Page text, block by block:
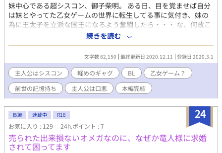
妹中心である超シスコン、御子柴明。 ある日、目を覚ませば自分
は妹とやってた乙女ゲームの世界に転生してる事に気付き、妹の
為に王太子を立派な国王になるよう奮闘したら・・・ な、何故こ
うなった？ シスコン主人公の話を書きたくパパッと思いついた事
を書きました。中身はスカスカです。ご容赦ください。 主人公は
口が悪いです。不快に思われるかもしれませんがご容赦くださ
い。 全５話。＋他視点と後日談を書こうと思ってます。 他視点に
R18指定の話が含まれます。本編は指定なしで話が読めます。な
ので本編完結のちR指定変更します。
続きを読む
文字数 82,150 最終更新日 2020.12.11 登録日 2020.3.1
主人公はシスコン 軽めのギャグ BL
乙女ゲーム？
前世の記憶持ち
主人公は口悪 本編完結
24
長編 連載中 R18
お気に入り : 129 24h.ポイント : 7
売られた出来損ないオメガなのに、なぜか竜人様に求婚
されて困ってます